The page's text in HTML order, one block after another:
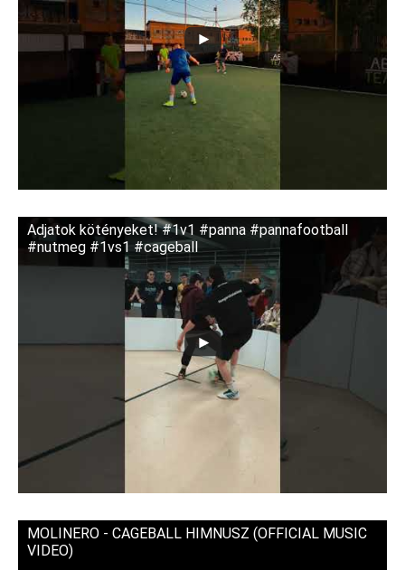
Adjatok kötényeket! #1v1 #panna #pannafootball
#nutmeg #1vs1 #cageball
MOLINERO - CAGEBALL HIMNUSZ (OFFICIAL MUSIC
VIDEO)